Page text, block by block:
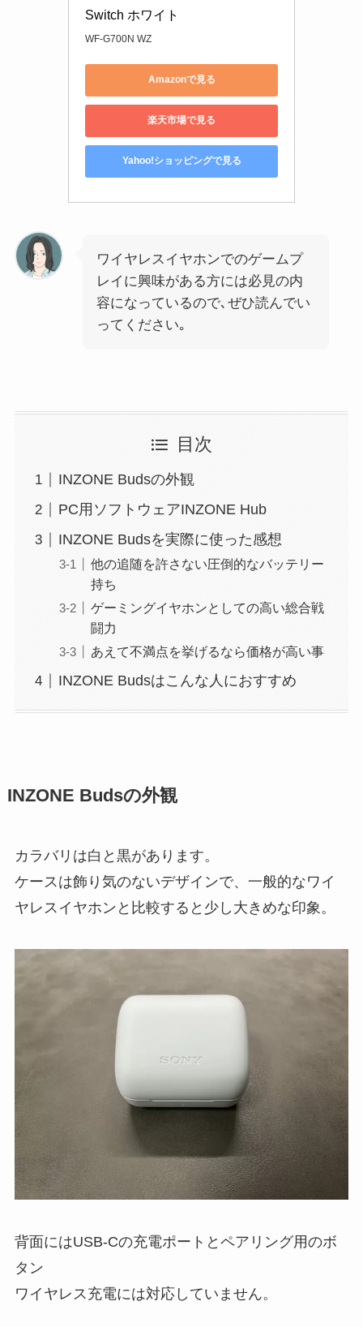
Switch ホワイト
WF-G700N WZ
Amazonで見る
楽天市場で見る
Yahoo!ショッピングで見る
ワイヤレスイヤホンでのゲームプ
レイに興味がある方には必見の内
容になっているので､ぜひ読んでい
ってください｡
目次
INZONE Budsの外観
PC用ソフトウェアINZONE Hub
INZONE Budsを実際に使った感想
他の追随を許さない圧倒的なバッテリー
持ち
ゲーミングイヤホンとしての高い総合戦
闘力
あえて不満点を挙げるなら価格が高い事
INZONE Budsはこんな人におすすめ
INZONE Budsの外観
カラバリは白と黒があります。
ケースは飾り気のないデザインで、一般的なワイ
ヤレスイヤホンと比較すると少し大きめな印象。
背面にはUSB-Cの充電ポートとペアリング用のボ
タン
ワイヤレス充電には対応していません。